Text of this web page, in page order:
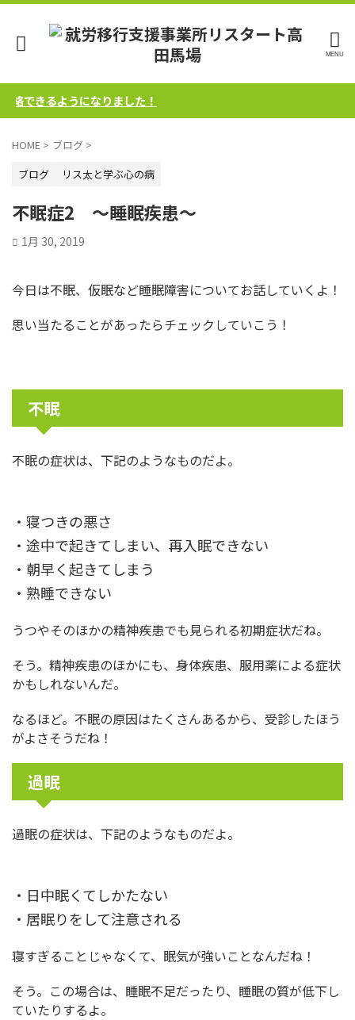
きるようになりました！
HOME > ブログ >
ブログ
リス太と学ぶ心の病
不眠症2 ～睡眠疾患～
1月 30, 2019
今日は不眠、仮眠など睡眠障害についてお話していくよ！
思い当たることがあったらチェックしていこう！
不眠
不眠の症状は、下記のようなものだよ。
・寝つきの悪さ
・途中で起きてしまい、再入眠できない
・朝早く起きてしまう
・熟睡できない
うつやそのほかの精神疾患でも見られる初期症状だね。
そう。精神疾患のほかにも、身体疾患、服用薬による症状
かもしれないんだ。
なるほど。不眠の原因はたくさんあるから、受診したほう
がよさそうだね！
過眠
過眠の症状は、下記のようなものだよ。
・日中眠くてしかたない
・居眠りをして注意される
寝すぎることじゃなくて、眠気が強いことなんだね！
そう。この場合は、睡眠不足だったり、睡眠の質が低下し
ていたりするよ。